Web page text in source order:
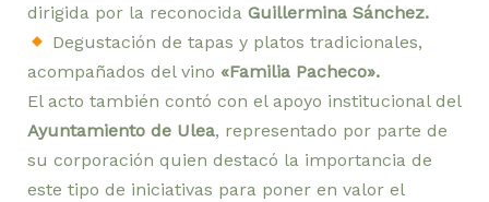
dirigida por la reconocida Guillermina Sánchez.
Degustación de tapas y platos tradicionales,
acompañados del vino «Familia Pacheco».
El acto también contó con el apoyo institucional del
Ayuntamiento de Ulea, representado por parte de
su corporación quien destacó la importancia de
este tipo de iniciativas para poner en valor el